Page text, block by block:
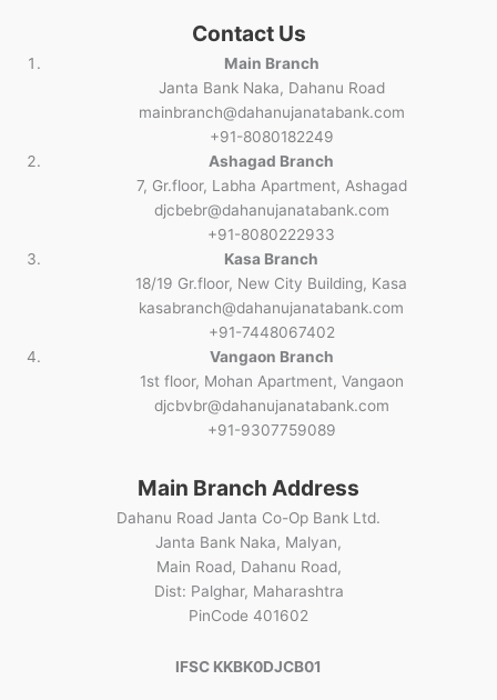
Contact Us
Main Branch
Janta Bank Naka, Dahanu Road
mainbranch@dahanujanatabank.com
+91-8080182249
Ashagad Branch
7, Gr.floor, Labha Apartment, Ashagad
djcbebr@dahanujanatabank.com
+91-8080222933
Kasa Branch
18/19 Gr.floor, New City Building, Kasa
kasabranch@dahanujanatabank.com
+91-7448067402
Vangaon Branch
1st floor, Mohan Apartment, Vangaon
djcbvbr@dahanujanatabank.com
+91-9307759089
Main Branch Address
Dahanu Road Janta Co-Op Bank Ltd.
Janta Bank Naka, Malyan,
Main Road, Dahanu Road,
Dist: Palghar, Maharashtra
PinCode 401602
IFSC KKBK0DJCB01